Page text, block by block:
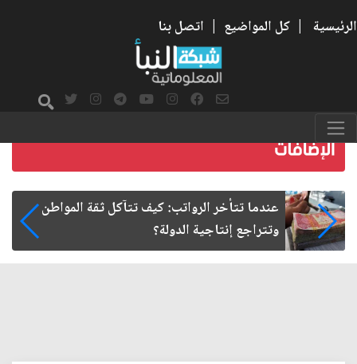
الرئيسية | كل المواضيع | اتصل بنا
صمت الطريق بعد الأربعين